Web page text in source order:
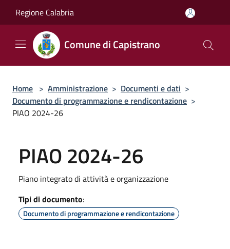
Regione Calabria
Comune di Capistrano
Home > Amministrazione > Documenti e dati >
Documento di programmazione e rendicontazione >
PIAO 2024-26
PIAO 2024-26
Piano integrato di attività e organizzazione
Tipi di documento:
Documento di programmazione e rendicontazione